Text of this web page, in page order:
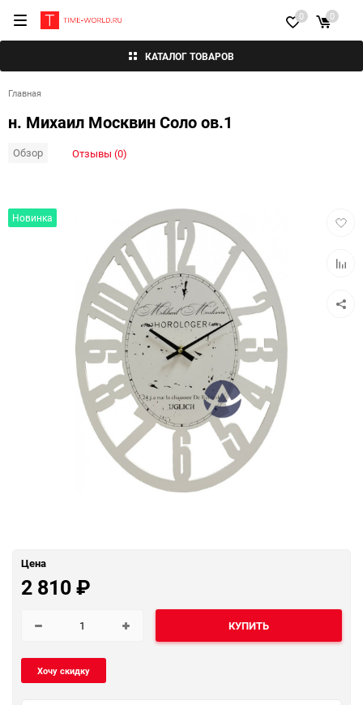
КАТАЛОГ ТОВАРОВ
0 0
Главная
н. Михаил Москвин Соло ов.1
Обзор Отзывы (0)
Новинка
Цена
2 810₽
КУПИТЬ